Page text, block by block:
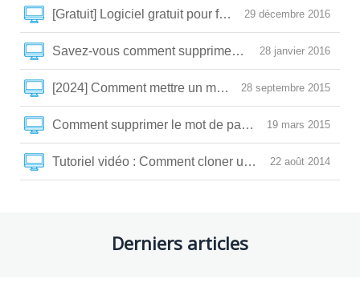
29 décembre 2016
[Gratuit] Logiciel gratuit pour filmer son écran du PC
28 janvier 2016
Savez-vous comment supprimer le mot de passe
28 septembre 2015
19 mars 2015
Comment supprimer le mot de passe BIOS perdu ?
22 août 2014
Tutoriel vidéo : Comment cloner un HDD/SSD sous
Derniers articles